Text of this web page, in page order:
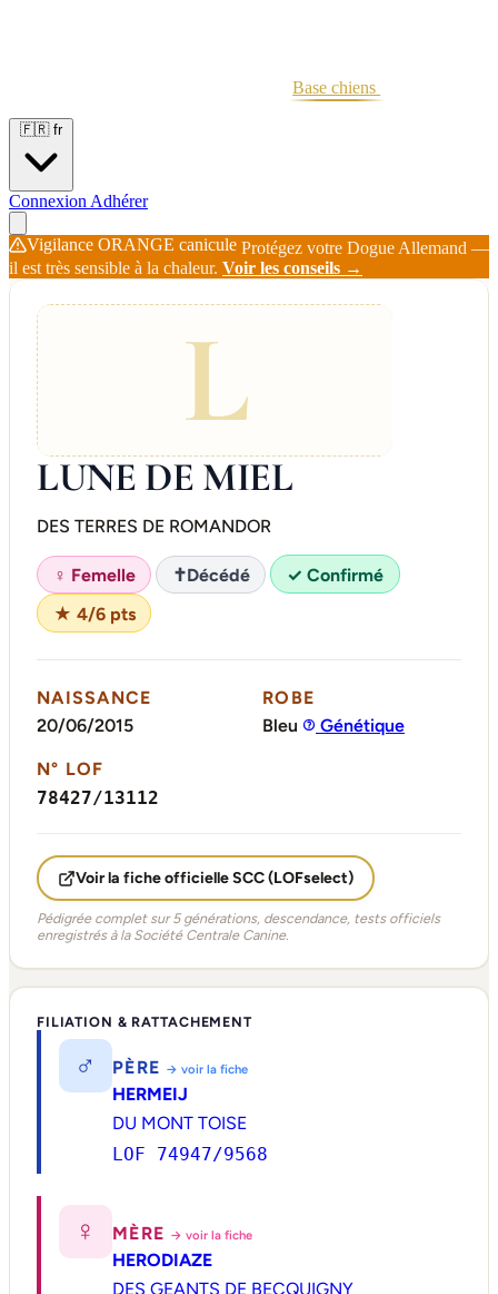
Base chiens
🇫🇷 fr
Connexion Adhérer
Vigilance ORANGE canicule Protégez votre Dogue Allemand —
il est très sensible à la chaleur. Voir les conseils →
L
LUNE DE MIEL
DES TERRES DE ROMANDOR
♀ Femelle ✝Décédé
✓ Confirmé
★ 4/6 pts
NAISSANCE
20/06/2015
ROBE
Bleu
Génétique
N° LOF
78427/13112
Voir la fiche officielle SCC (LOFselect)
Pédigrée complet sur 5 générations, descendance, tests officiels
enregistrés à la Société Centrale Canine.
FILIATION & RATTACHEMENT
♂ PÈRE → voir la fiche
HERMEIJ
DU MONT TOISE
LOF 74947/9568
♀ MÈRE → voir la fiche
HERODIAZE
DES GEANTS DE BECQUIGNY